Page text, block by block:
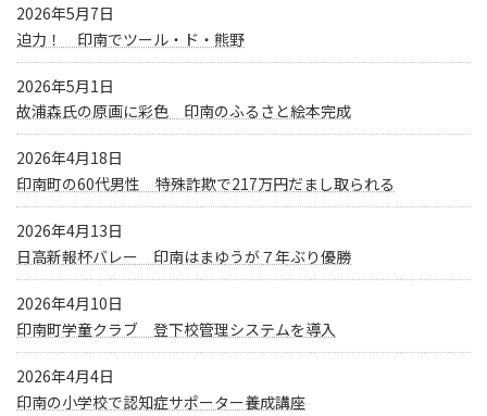
2026年5月7日
迫力！ 印南でツール・ド・熊野
2026年5月1日
故浦森氏の原画に彩色 印南のふるさと絵本完成
2026年4月18日
印南町の60代男性 特殊詐欺で217万円だまし取られる
2026年4月13日
日高新報杯バレー 印南はまゆうが７年ぶり優勝
2026年4月10日
印南町学童クラブ 登下校管理システムを導入
2026年4月4日
印南の小学校で認知症サポーター養成講座